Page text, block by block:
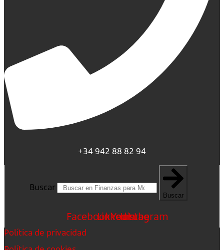
+34 942 88 82 94
Buscar
Buscar
FacebookLinkedin
Youtube
Instagram
Política de privacidad